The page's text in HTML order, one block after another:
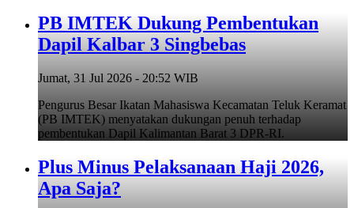
PB IMTEK Dukung Pembentukan
Dapil Kalbar 3 Singbebas
Jumat, 31 Jul 2026 - 20:52 WIB
Pengurus Besar Ikatan Mahasiswa Kecamatan Teluk Keramat
(PB IMTEK) menyatakan dukungan penuh terhadap
pembentukan Dapil Kalimantan Barat 3 DPR-RI.
Plus Minus Pelaksanaan Haji 2026,
Apa Saja?